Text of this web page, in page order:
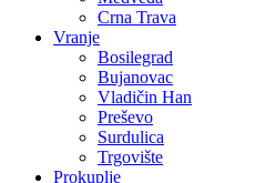
Crna Trava
Vranje
Bosilegrad
Bujanovac
Vladičin Han
Preševo
Surdulica
Trgovište
Prokuplje